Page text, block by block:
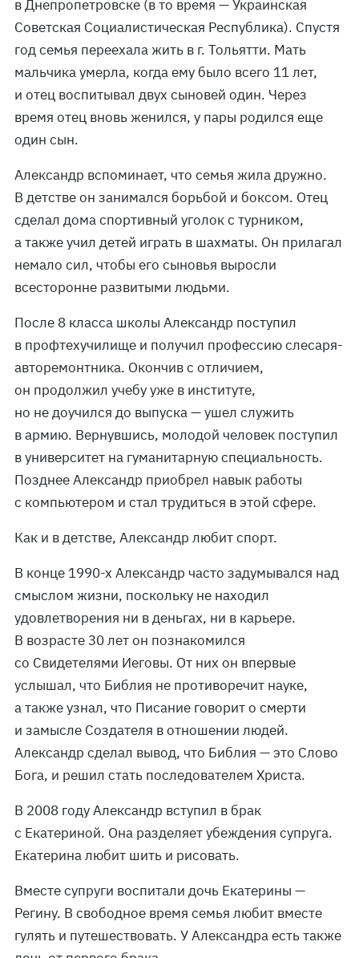
в Днепропетровске (в то время — Украинская
Советская Социалистическая Республика). Спустя
год семья переехала жить в г. Тольятти. Мать
мальчика умерла, когда ему было всего 11 лет,
и отец воспитывал двух сыновей один. Через
время отец вновь женился, у пары родился еще
один сын.
Александр вспоминает, что семья жила дружно.
В детстве он занимался борьбой и боксом. Отец
сделал дома спортивный уголок с турником,
а также учил детей играть в шахматы. Он прилагал
немало сил, чтобы его сыновья выросли
всесторонне развитыми людьми.
После 8 класса школы Александр поступил
в профтехучилище и получил профессию слесаря-
авторемонтника. Окончив с отличием,
он продолжил учебу уже в институте,
но не доучился до выпуска — ушел служить
в армию. Вернувшись, молодой человек поступил
в университет на гуманитарную специальность.
Позднее Александр приобрел навык работы
с компьютером и стал трудиться в этой сфере.
Как и в детстве, Александр любит спорт.
В конце 1990-х Александр часто задумывался над
смыслом жизни, поскольку не находил
удовлетворения ни в деньгах, ни в карьере.
В возрасте 30 лет он познакомился
со Свидетелями Иеговы. От них он впервые
услышал, что Библия не противоречит науке,
а также узнал, что Писание говорит о смерти
и замысле Создателя в отношении людей.
Александр сделал вывод, что Библия — это Слово
Бога, и решил стать последователем Христа.
В 2008 году Александр вступил в брак
с Екатериной. Она разделяет убеждения супруга.
Екатерина любит шить и рисовать.
Вместе супруги воспитали дочь Екатерины —
Регину. В свободное время семья любит вместе
гулять и путешествовать. У Александра есть также